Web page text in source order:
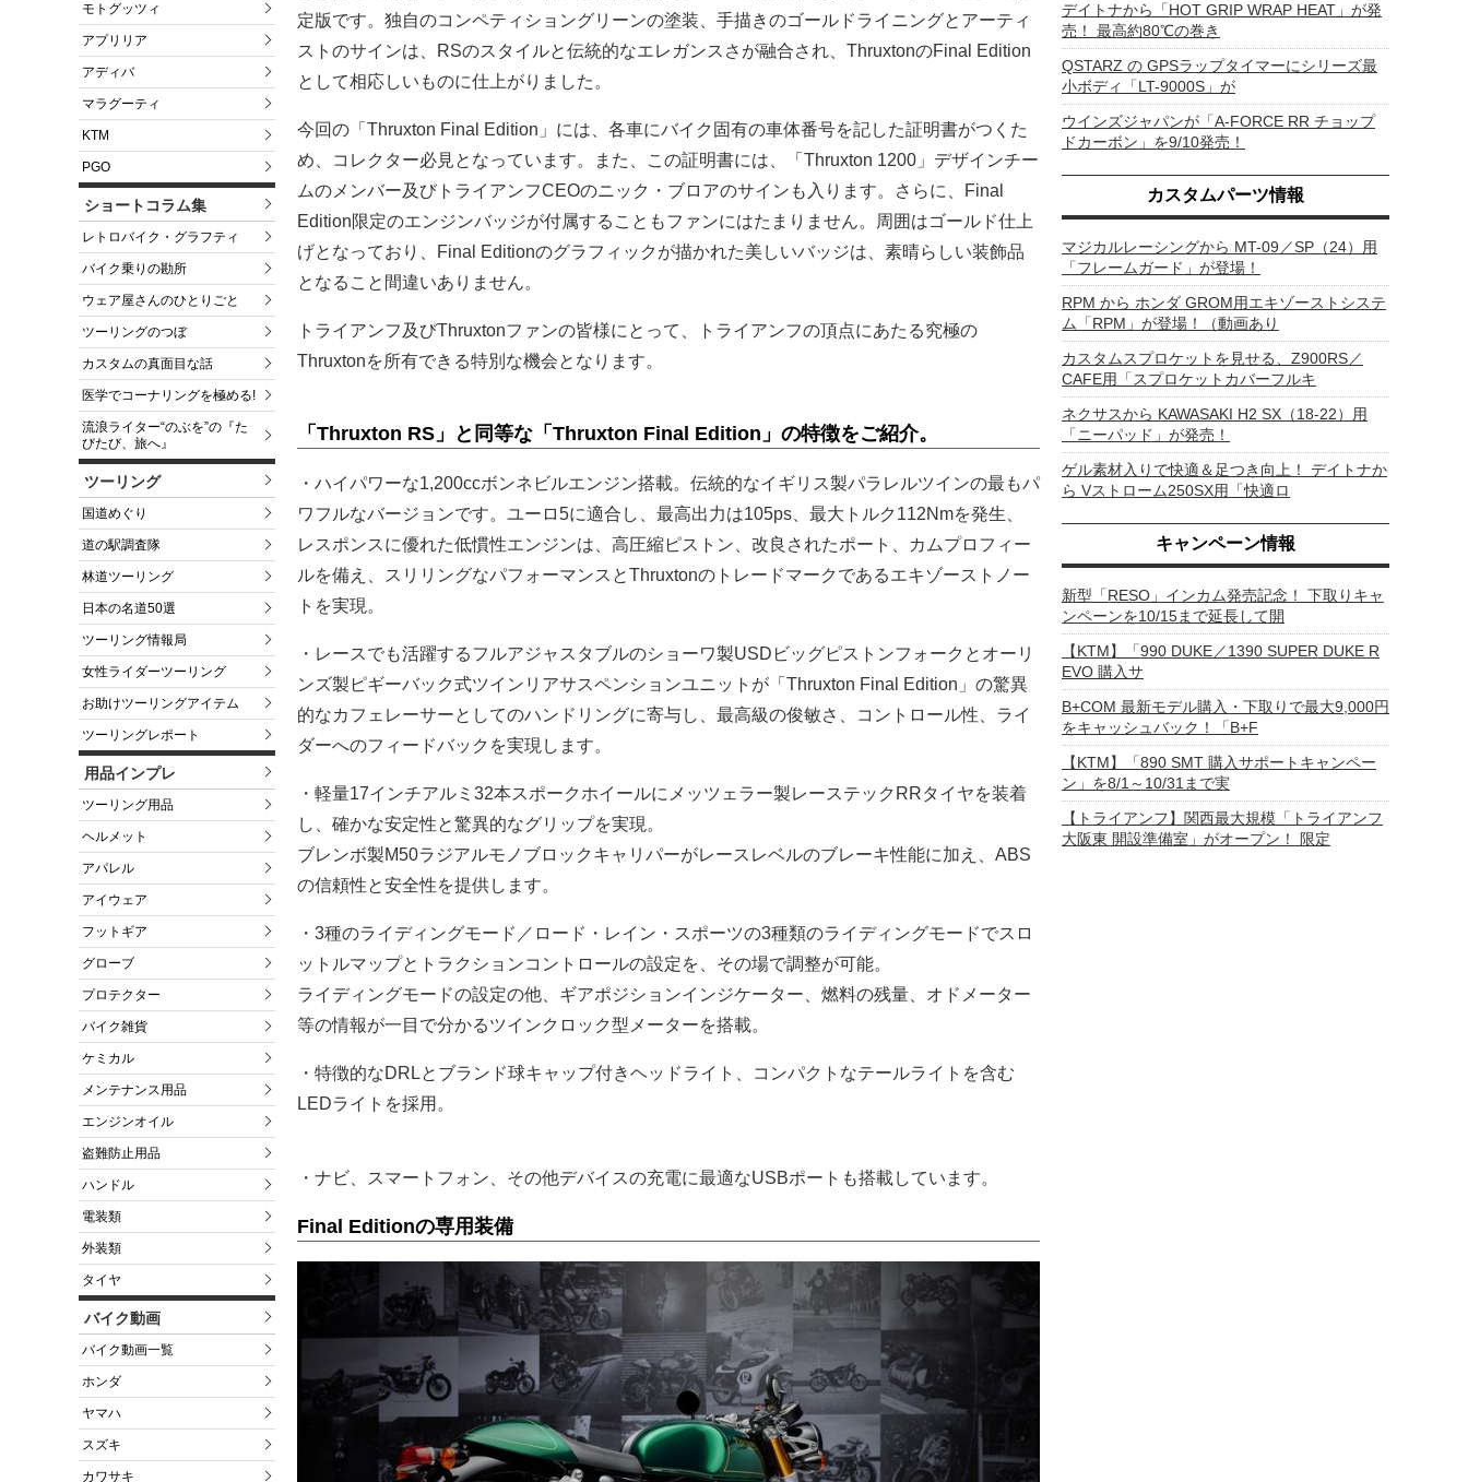
モトグッツィ
アプリリア
アディバ
マラグーティ
KTM
PGO
ショートコラム集
レトロバイク・グラフティ
バイク乗りの勘所
ウェア屋さんのひとりごと
ツーリングのつぼ
カスタムの真面目な話
医学でコーナリングを極める!
流浪ライター“のぶを”の『た
びたび、旅へ』
ツーリング
国道めぐり
道の駅調査隊
林道ツーリング
日本の名道50選
ツーリング情報局
女性ライダーツーリング
お助けツーリングアイテム
ツーリングレポート
用品インプレ
ツーリング用品
ヘルメット
アパレル
アイウェア
フットギア
グローブ
プロテクター
バイク雑貨
ケミカル
メンテナンス用品
エンジンオイル
盗難防止用品
ハンドル
電装類
外装類
タイヤ
バイク動画
バイク動画一覧
ホンダ
ヤマハ
スズキ
カワサキ
定版です。独自のコンペティショングリーンの塗装、手描きのゴールドライニングとアーティ
ストのサインは、RSのスタイルと伝統的なエレガンスさが融合され、ThruxtonのFinal Edition
として相応しいものに仕上がりました。
今回の「Thruxton Final Edition」には、各車にバイク固有の車体番号を記した証明書がつくた
め、コレクター必見となっています。また、この証明書には、「Thruxton 1200」デザインチー
ムのメンバー及びトライアンフCEOのニック・ブロアのサインも入ります。さらに、Final
Edition限定のエンジンバッジが付属することもファンにはたまりません。周囲はゴールド仕上
げとなっており、Final Editionのグラフィックが描かれた美しいバッジは、素晴らしい装飾品
となること間違いありません。
トライアンフ及びThruxtonファンの皆様にとって、トライアンフの頂点にあたる究極の
Thruxtonを所有できる特別な機会となります。
「Thruxton RS」と同等な「Thruxton Final Edition」の特徴をご紹介。
・ハイパワーな1,200ccボンネビルエンジン搭載。伝統的なイギリス製パラレルツインの最もパ
ワフルなバージョンです。ユーロ5に適合し、最高出力は105ps、最大トルク112Nmを発生、
レスポンスに優れた低慣性エンジンは、高圧縮ピストン、改良されたポート、カムプロフィー
ルを備え、スリリングなパフォーマンスとThruxtonのトレードマークであるエキゾーストノー
トを実現。
・レースでも活躍するフルアジャスタブルのショーワ製USDビッグピストンフォークとオーリ
ンズ製ピギーバック式ツインリアサスペンションユニットが「Thruxton Final Edition」の驚異
的なカフェレーサーとしてのハンドリングに寄与し、最高級の俊敏さ、コントロール性、ライ
ダーへのフィードバックを実現します。
・軽量17インチアルミ32本スポークホイールにメッツェラー製レーステックRRタイヤを装着
し、確かな安定性と驚異的なグリップを実現。
ブレンボ製M50ラジアルモノブロックキャリパーがレースレベルのブレーキ性能に加え、ABS
の信頼性と安全性を提供します。
・3種のライディングモード／ロード・レイン・スポーツの3種類のライディングモードでスロ
ットルマップとトラクションコントロールの設定を、その場で調整が可能。
ライディングモードの設定の他、ギアポジションインジケーター、燃料の残量、オドメーター
等の情報が一目で分かるツインクロック型メーターを搭載。
・特徴的なDRLとブランド球キャップ付きヘッドライト、コンパクトなテールライトを含む
LEDライトを採用。
・ナビ、スマートフォン、その他デバイスの充電に最適なUSBポートも搭載しています。
Final Editionの専用装備
デイトナから「HOT GRIP WRAP HEAT」が発
売！ 最高約80℃の巻き
QSTARZ の GPSラップタイマーにシリーズ最
小ボディ「LT-9000S」が
ウインズジャパンが「A-FORCE RR チョップ
ドカーボン」を9/10発売！
カスタムパーツ情報
マジカルレーシングから MT-09／SP（24）用
「フレームガード」が登場！
RPM から ホンダ GROM用エキゾーストシステ
ム「RPM」が登場！（動画あり
カスタムスプロケットを見せる、Z900RS／
CAFE用「スプロケットカバーフルキ
ネクサスから KAWASAKI H2 SX（18-22）用
「ニーパッド」が発売！
ゲル素材入りで快適＆足つき向上！ デイトナか
ら Vストローム250SX用「快適ロ
キャンペーン情報
新型「RESO」インカム発売記念！ 下取りキャ
ンペーンを10/15まで延長して開
【KTM】「990 DUKE／1390 SUPER DUKE R
EVO 購入サ
B+COM 最新モデル購入・下取りで最大9,000円
をキャッシュバック！「B+F
【KTM】「890 SMT 購入サポートキャンペー
ン」を8/1～10/31まで実
【トライアンフ】関西最大規模「トライアンフ
大阪東 開設準備室」がオープン！ 限定